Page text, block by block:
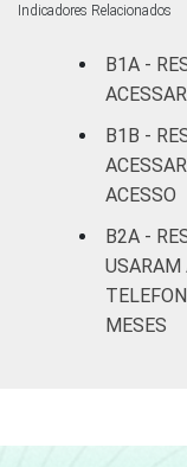
REGIÃO
Indicadores Relacionados
B1A -
B1B -
ACESSO
B2A -
USARAM
MESES